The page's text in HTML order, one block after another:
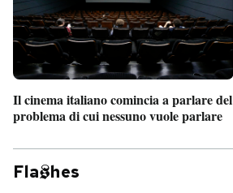
Il cinema italiano comincia a parlare del
problema di cui nessuno vuole parlare
Fla hes